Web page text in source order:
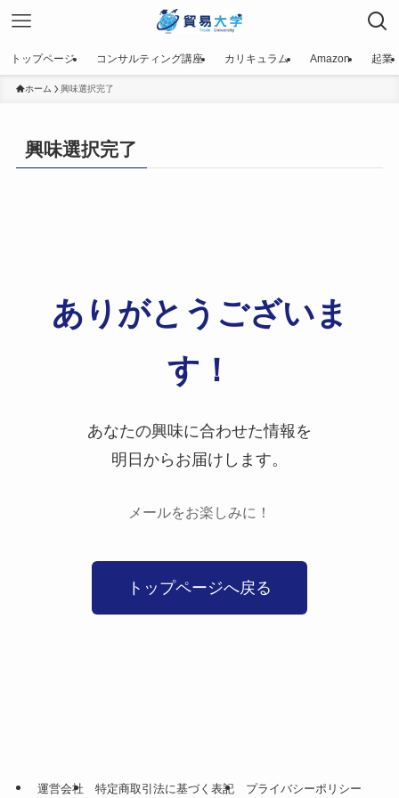
トップページ コンサルティング講座 カリキュラム Amazon 起業
ホーム 興味選択完了
興味選択完了
ありがとうございま
す！
あなたの興味に合わせた情報を
明日からお届けします。
メールをお楽しみに！
トップページへ戻る
運営会社 特定商取引法に基づく表記 プライバシーポリシー